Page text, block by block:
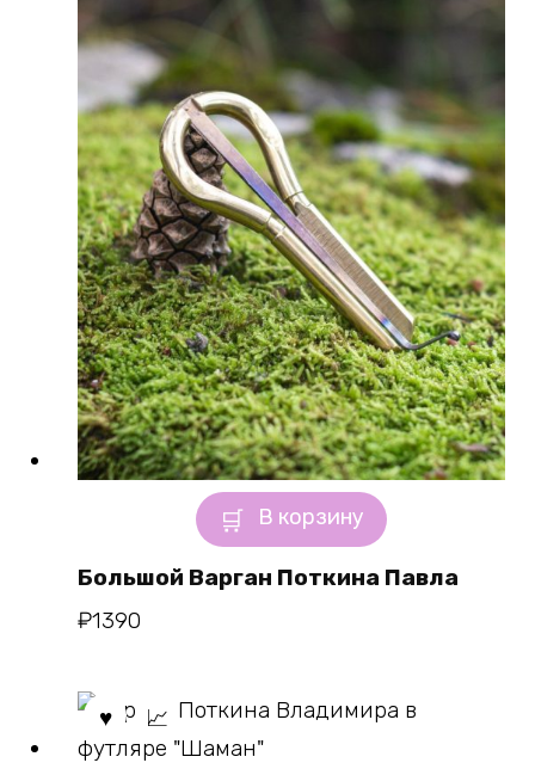
В корзину
Большой Варган Поткина Павла
₽1390